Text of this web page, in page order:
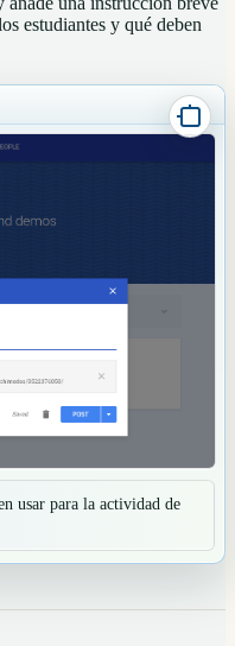
estudiantes y qué deben
usar para la actividad de